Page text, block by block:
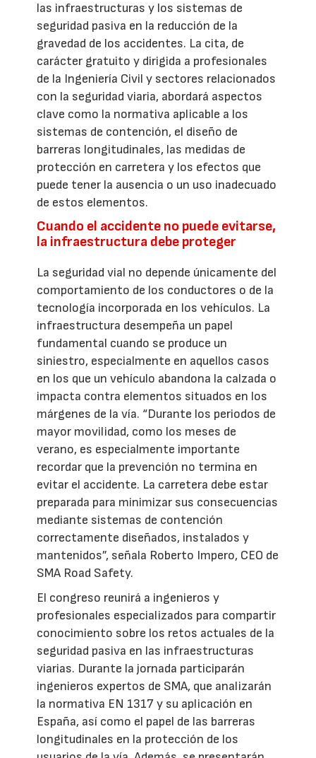
las infraestructuras y los sistemas de
seguridad pasiva en la reducción de la
gravedad de los accidentes. La cita, de
carácter gratuito y dirigida a profesionales
de la Ingeniería Civil y sectores relacionados
con la seguridad viaria, abordará aspectos
clave como la normativa aplicable a los
sistemas de contención, el diseño de
barreras longitudinales, las medidas de
protección en carretera y los efectos que
puede tener la ausencia o un uso inadecuado
de estos elementos.
Cuando el accidente no puede evitarse,
la infraestructura debe proteger
La seguridad vial no depende únicamente del
comportamiento de los conductores o de la
tecnología incorporada en los vehículos. La
infraestructura desempeña un papel
fundamental cuando se produce un
siniestro, especialmente en aquellos casos
en los que un vehículo abandona la calzada o
impacta contra elementos situados en los
márgenes de la vía. “Durante los periodos de
mayor movilidad, como los meses de
verano, es especialmente importante
recordar que la prevención no termina en
evitar el accidente. La carretera debe estar
preparada para minimizar sus consecuencias
mediante sistemas de contención
correctamente diseñados, instalados y
mantenidos”, señala Roberto Impero, CEO de
SMA Road Safety.
El congreso reunirá a ingenieros y
profesionales especializados para compartir
conocimiento sobre los retos actuales de la
seguridad pasiva en las infraestructuras
viarias. Durante la jornada participarán
ingenieros expertos de SMA, que analizarán
la normativa EN 1317 y su aplicación en
España, así como el papel de las barreras
longitudinales en la protección de los